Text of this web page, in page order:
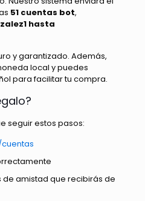
51 cuentas bot,
hasta
y garantizado. Además,
local y puedes
para facilitar tu compra.
seguir estos pasos:
de amistad que recibirás de